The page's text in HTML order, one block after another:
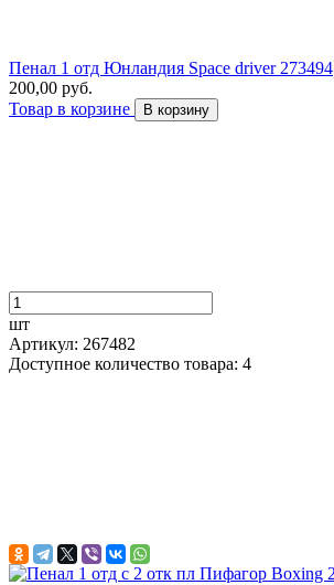
Пенал 1 отд Юнландия Space driver 273494
200,00 руб.
Товар в корзине
В корзину
шт
Артикул: 267482
Доступное количество товара: 4